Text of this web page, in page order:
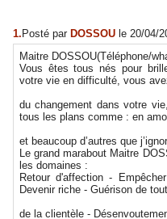
1. Posté par DOSSOU le 20/04/
Maitre DOSSOU(Téléphone/
Vous êtes tous nés pour
votre vie en difficulté, vous
du changement dans votre
tous les plans comme : en
et beaucoup d’autres que
Le grand marabout Maitre
les domaines :
Retour d'affection -
Devenir riche - Guérison de
de la clientèle -